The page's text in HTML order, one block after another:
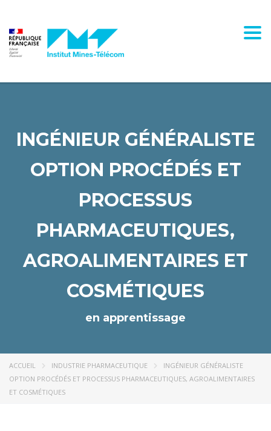
INGÉNIEUR GÉNÉRALISTE
OPTION PROCÉDÉS ET
PROCESSUS
PHARMACEUTIQUES,
AGROALIMENTAIRES ET
COSMÉTIQUES
en apprentissage
ACCUEIL INDUSTRIE PHARMACEUTIQUE
INGÉNIEUR GÉNÉRALISTE
OPTION PROCÉDÉS ET PROCESSUS PHARMACEUTIQUES, AGROALIMENTAIRES
ET COSMÉTIQUES